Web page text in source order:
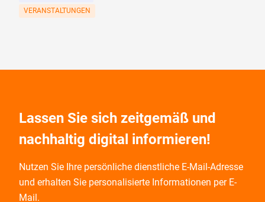
VERANSTALTUNGEN
Lassen Sie sich zeitgemäß und
nachhaltig digital informieren!
Nutzen Sie Ihre persönliche dienstliche E-Mail-Adresse
und erhalten Sie personalisierte Informationen per E-
Mail.